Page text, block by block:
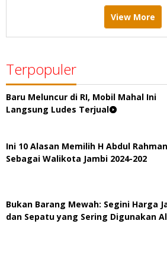
View More
Terpopuler
Baru Meluncur di RI, Mobil Mahal Ini
Langsung Ludes Terjual
Ini 10 Alasan Memilih H Abdul Rahman
Sebagai Walikota Jambi 2024-202
Bukan Barang Mewah: Segini Harga
dan Sepatu yang Sering Digunakan